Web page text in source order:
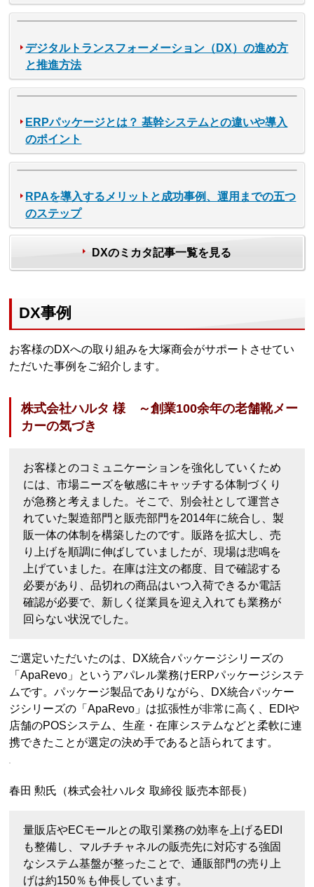
デジタルトランスフォーメーション（DX）の進め方
と推進方法
ERPパッケージとは？ 基幹システムとの違いや導入
のポイント
RPAを導入するメリットと成功事例、運用までの五つ
のステップ
DXのミカタ記事一覧を見る
DX事例
お客様のDXへの取り組みを大塚商会がサポートさせてい
ただいた事例をご紹介します。
株式会社ハルタ 様 ～創業100余年の老舗靴メー
カーの気づき
お客様とのコミュニケーションを強化していくため
には、市場ニーズを敏感にキャッチする体制づくり
が急務と考えました。そこで、別会社として運営さ
れていた製造部門と販売部門を2014年に統合し、製
販一体の体制を構築したのです。販路を拡大し、売
り上げを順調に伸ばしていましたが、現場は悲鳴を
上げていました。在庫は注文の都度、目で確認する
必要があり、品切れの商品はいつ入荷できるか電話
確認が必要で、新しく従業員を迎え入れても業務が
回らない状況でした。
ご選定いただいたのは、DX統合パッケージシリーズの
「ApaRevo」というアパレル業務けERPパッケージシステ
ムです。パッケージ製品でありながら、DX統合パッケー
ジシリーズの「ApaRevo」は拡張性が非常に高く、EDIや
店舗のPOSシステム、生産・在庫システムなどと柔軟に連
携できたことが選定の決め手であると語られてます。
春田 勲氏（株式会社ハルタ 取締役 販売本部長）
量販店やECモールとの取引業務の効率を上げるEDI
も整備し、マルチチャネルの販売先に対応する強固
なシステム基盤が整ったことで、通販部門の売り上
げは約150％も伸長しています。